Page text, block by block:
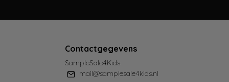
Contactgegevens
SampleSale4Kids
mail@samplesale4kids.nl